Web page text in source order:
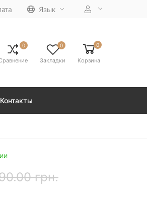
Язык
0 0
Закладки
0
Корзина
Контакты
грн.